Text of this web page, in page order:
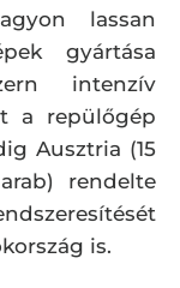
lassan
gyártása
intenzív
a repülőgép
Ausztria (15
rendelte
is.